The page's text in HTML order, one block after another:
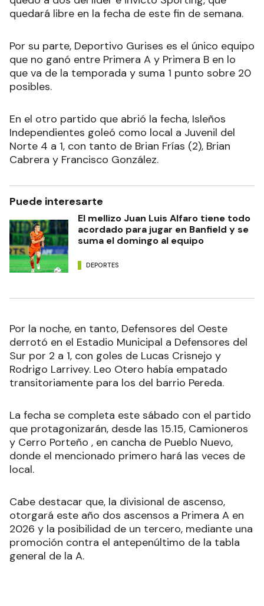
quedará libre en la fecha de este fin de semana.
Por su parte, Deportivo Gurises es el único equipo
que no ganó entre Primera A y Primera B en lo
que va de la temporada y suma 1 punto sobre 20
posibles.
En el otro partido que abrió la fecha, Isleños
Independientes goleó como local a Juvenil del
Norte 4 a 1, con tanto de Brian Frías (2), Brian
Cabrera y Francisco González.
Puede interesarte
El mellizo Juan Luis Alfaro tiene todo
acordado para jugar en Banfield y se
suma el domingo al equipo
DEPORTES
Por la noche, en tanto, Defensores del Oeste
derrotó en el Estadio Municipal a Defensores del
Sur por 2 a 1, con goles de Lucas Crisnejo y
Rodrigo Larrivey. Leo Otero había empatado
transitoriamente para los del barrio Pereda.
La fecha se completa este sábado con el partido
que protagonizarán, desde las 15.15, Camioneros
y Cerro Porteño , en cancha de Pueblo Nuevo,
donde el mencionado primero hará las veces de
local.
Cabe destacar que, la divisional de ascenso,
otorgará este año dos ascensos a Primera A en
2026 y la posibilidad de un tercero, mediante una
promoción contra el antepenúltimo de la tabla
general de la A.